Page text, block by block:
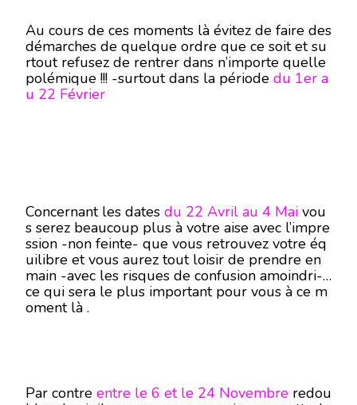
Au cours de ces moments là évitez de faire des
démarches de quelque ordre que ce soit et su
rtout refusez de rentrer dans n’importe quelle
polémique !!! -surtout dans la période du 1er a
u 22 Février
Concernant les dates du 22 Avril au 4 Mai vou
s serez beaucoup plus à votre aise avec l’impre
ssion -non feinte- que vous retrouvez votre éq
uilibre et vous aurez tout loisir de prendre en
main -avec les risques de confusion amoindri-
ce qui sera le plus important pour vous à ce m
oment là .
Par contre entre le 6 et le 24 Novembre redou